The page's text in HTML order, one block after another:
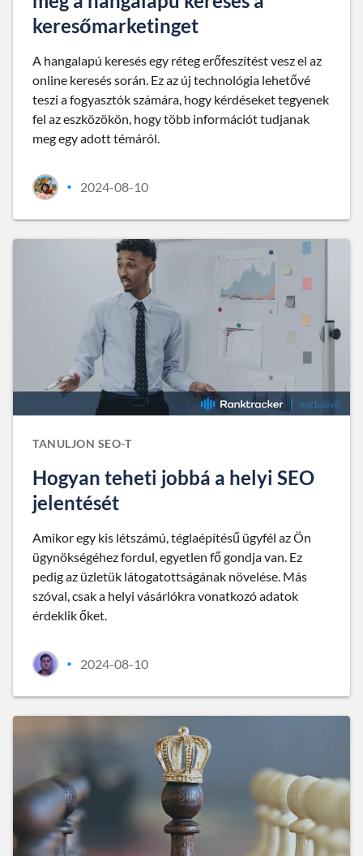
keresőmarketinget
A hangalapú keresés egy réteg erőfeszítést vesz el az
online keresés során. Ez az új technológia lehetővé
teszi a fogyasztók számára, hogy kérdéseket tegyenek
fel az eszközökön, hogy több információt tudjanak
meg egy adott témáról.
• 2024-08-10
TANULJON SEO-T
Hogyan teheti jobbá a helyi SEO
jelentését
Amikor egy kis létszámú, téglaépítésű ügyfél az Ön
ügynökségéhez fordul, egyetlen fő gondja van. Ez
pedig az üzletük látogatottságának növelése. Más
szóval, csak a helyi vásárlókra vonatkozó adatok
érdeklik őket.
• 2024-08-10